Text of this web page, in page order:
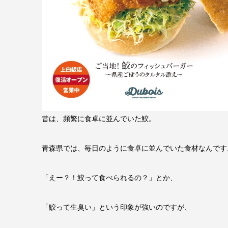
昔は、頻繁に食卓に並んでいた鮫。
青森県では、毎日のように食卓に並んでいた食材なんで
「えー？！鮫って食べられるの？」とか、
「鮫って生臭い」という印象が強いのですが、